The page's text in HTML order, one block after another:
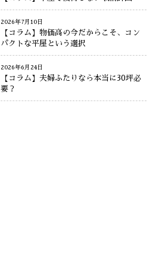
2026年7月10日
【コラム】物価高の今だからこそ、コン
パクトな平屋という選択
2026年6月24日
【コラム】夫婦ふたりなら本当に30坪必
要？